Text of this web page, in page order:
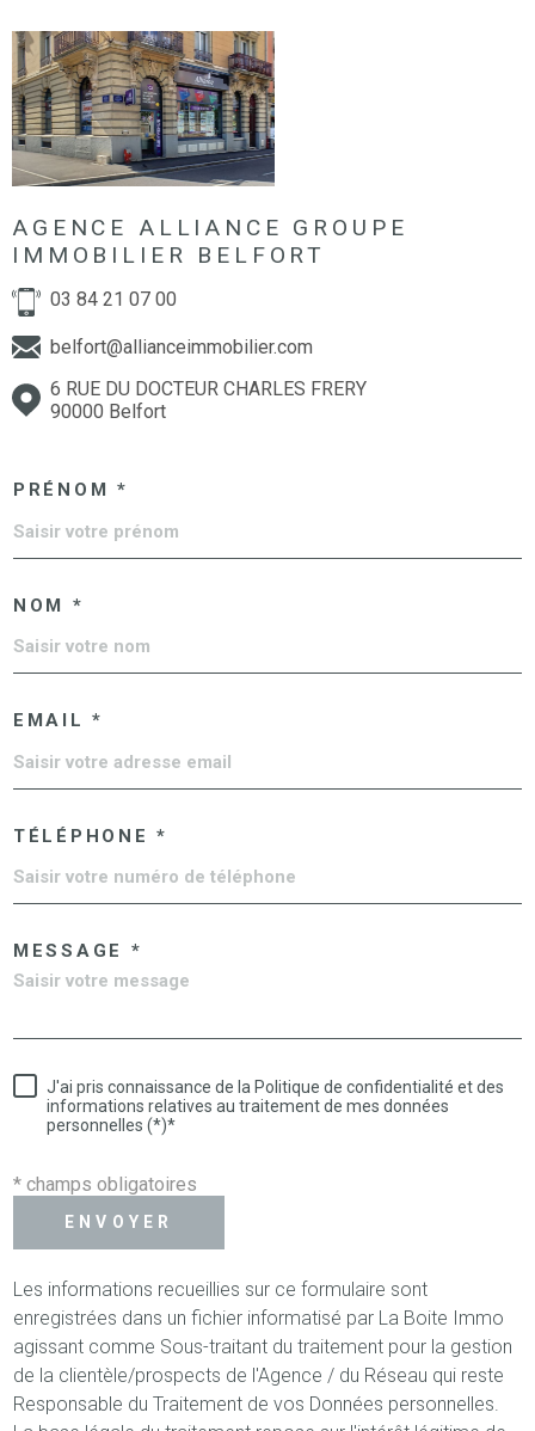
AGENCE ALLIANCE GROUPE
IMMOBILIER BELFORT
03 84 21 07 00
belfort@allianceimmobilier.com
6 RUE DU DOCTEUR CHARLES FRERY
90000 Belfort
PRÉNOM *
NOM *
EMAIL *
TÉLÉPHONE *
MESSAGE *
J'ai pris connaissance de la Politique de confidentialité et des
informations relatives au traitement de mes données
personnelles (*)*
* champs obligatoires
ENVOYER
Les informations recueillies sur ce formulaire sont
enregistrées dans un fichier informatisé par La Boite Immo
agissant comme Sous-traitant du traitement pour la gestion
de la clientèle/prospects de l'Agence / du Réseau qui reste
Responsable du Traitement de vos Données personnelles.